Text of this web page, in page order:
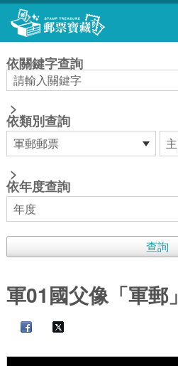
跳到主要內容區塊
依關鍵字查詢
>
依類別查詢
>
依年度查詢
軍01國父像「軍郵